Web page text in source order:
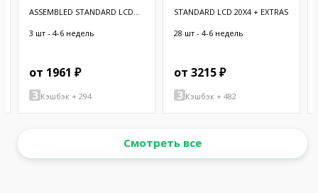
ASSEMBLED STANDARD LCD
3 шт - 4-6 недель
от 1961 ₽
Кэшбэк + 294
STANDARD LCD 20X4 + EXTRAS
28 шт - 4-6 недель
от 3215 ₽
Кэшбэк + 482
Смотреть все